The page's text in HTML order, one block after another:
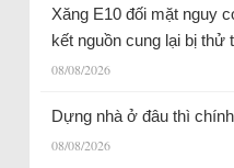
Xăng E10 đối mặt nguy
kết nguồn cung lại bị thử
08/08/2026
Dựng nhà ở đâu thì
08/08/2026